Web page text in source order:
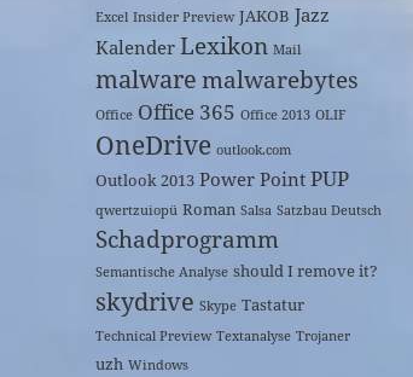
Excel Insider Preview JAKOB Jazz
Kalender Lexikon Mail
malware malwarebytes
Office Office 365 Office 2013 OLIF
OneDrive outlook.com
Outlook 2013 Power Point PUP
qwertzuiopü Roman Salsa Satzbau Deutsch
Schadprogramm
Semantische Analyse should I remove it?
skydrive Skype Tastatur
Technical Preview Textanalyse Trojaner
uzh Windows